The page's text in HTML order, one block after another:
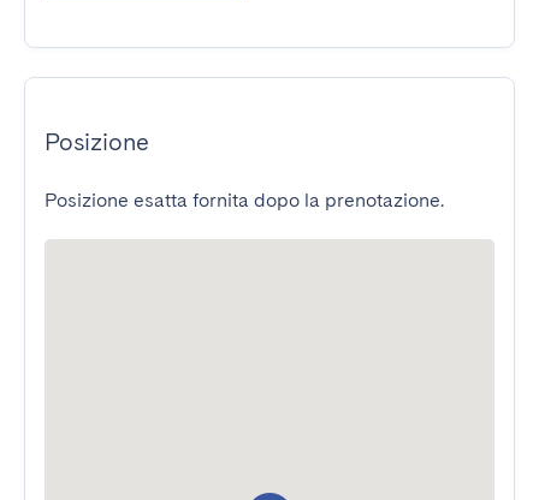
Posizione
Posizione esatta fornita dopo la prenotazione.